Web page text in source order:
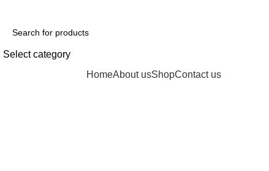
Select category
HomeAbout usShopContact us